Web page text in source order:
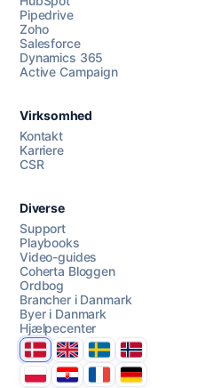
Chat med os
AI Campaign Assist
Pipedrive
Zoho
Salesforce
Dynamics 365
Active Campaign
Virksomhed
Kontakt
Karriere
CSR
Diverse
Support
Playbooks
Video-guides
Coherta Bloggen
Ordbog
Brancher i Danmark
Byer i Danmark
Hjælpecenter
DanmarkUnited Kingdom
SverigeNorge
PolskaHrvatskaFranceDeutschland